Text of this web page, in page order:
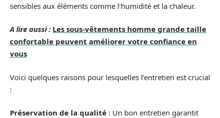
sensibles aux éléments comme l’humidité et la chaleur.
A lire aussi : Les sous-vêtements homme grande taille
confortable peuvent améliorer votre confiance en
vous
Voici quelques raisons pour lesquelles l’entretien est crucial
:
Préservation de la qualité : Un bon entretien garantit